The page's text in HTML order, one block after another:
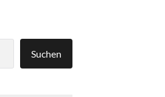
Suchen